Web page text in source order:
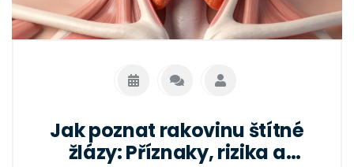
Jak poznat rakovinu štítné
žlázy: Příznaky, rizika a